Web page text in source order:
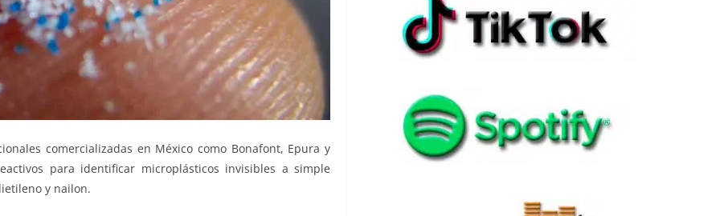
comercializadas en México como Bonafont, Epura y
para identificar microplásticos invisibles a simple
y nailon.